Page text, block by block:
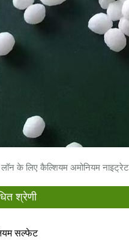
के लिए कैल्शियम अमोनियम नाइट्रेट
श्रेणी
सल्फेट